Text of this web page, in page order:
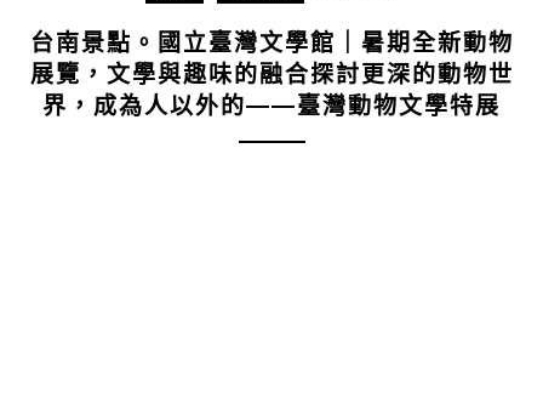
台南景點。國立臺灣文學館｜暑期全新動物
展覽，文學與趣味的融合探討更深的動物世
界，成為人以外的——臺灣動物文學特展